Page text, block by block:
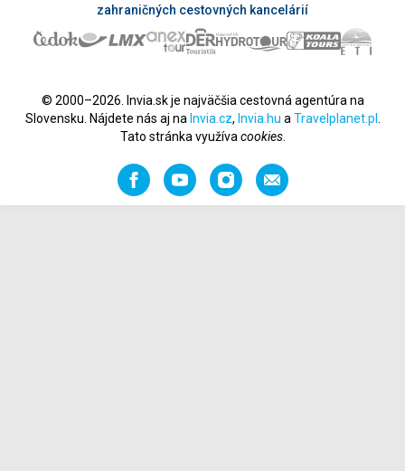
zahraničných cestovných kancelárií
© 2000–2026. Invia.sk je najväčšia cestovná agentúra na
Slovensku. Nájdete nás aj na Invia.cz, Invia.hu a Travelplanet.pl
Tato stránka využíva cookies.
FacebookYouTubeInstagramOdporučiť